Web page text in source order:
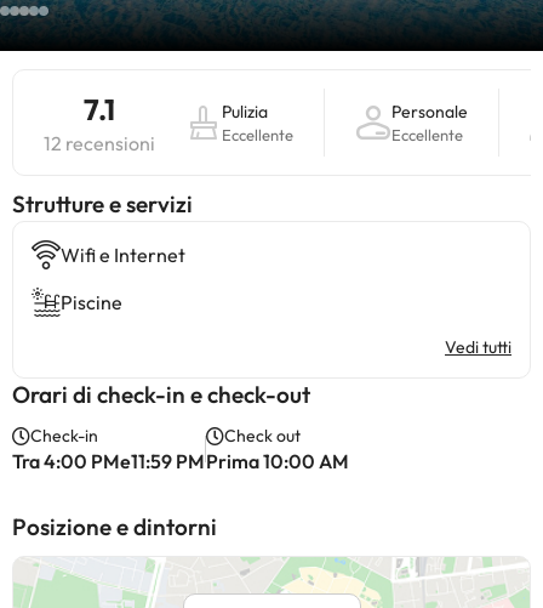
7.1
12 recensioni
Pulizia
Eccellente
Personale
Eccellente
​Strutture e servizi
Wifi e Internet
Piscine
Vedi tutti
Orari di check-in e check-out
Check-in
Tra 4:00 PMe11:59 PM
Check out
Prima 10:00 AM
Posizione e dintorni